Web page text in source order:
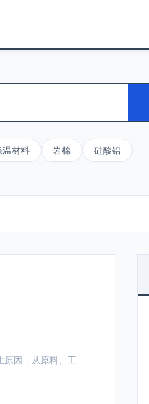
温材料 岩棉 硅酸铝
原因，从原料、工